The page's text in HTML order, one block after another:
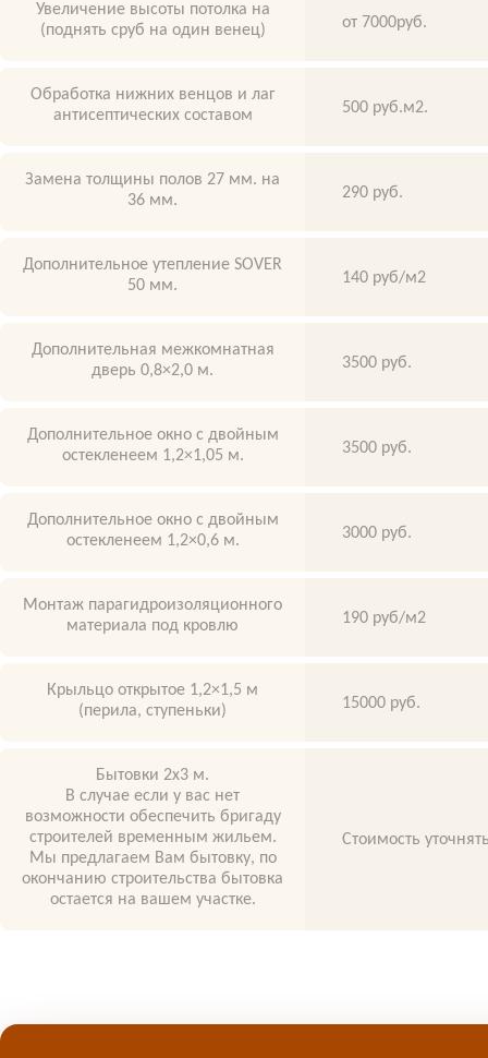
Увеличение высоты потолка на
(поднять сруб на один венец)
от 7000руб.
Обработка нижних венцов и лаг
антисептических составом
500 руб.м2.
Замена толщины полов 27 мм. на
36 мм.
290 руб.
Дополнительное утепление SOVER
50 мм.
140 руб/м2
Дополнительная межкомнатная
дверь 0,8×2,0 м.
3500 руб.
Дополнительное окно с двойным
остекленеем 1,2×1,05 м.
3500 руб.
Дополнительное окно с двойным
остекленеем 1,2×0,6 м.
3000 руб.
Монтаж парагидроизоляционного
материала под кровлю
190 руб/м2
Крыльцо открытое 1,2×1,5 м
(перила, ступеньки)
15000 руб.
Бытовки 2х3 м.
В случае если у вас нет
возможности обеспечить бригаду
строителей временным жильем.
Мы предлагаем Вам бытовку, по
окончанию строительства бытовка
остается на вашем участке.
Стоимость